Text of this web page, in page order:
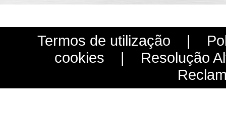
Termos de utilização |
cookies | Resolução